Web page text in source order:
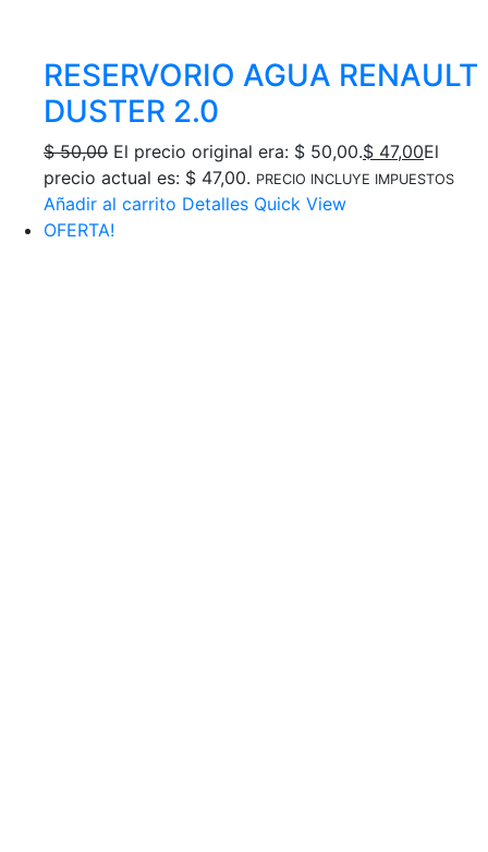
RESERVORIO AGUA RENAULT
DUSTER 2.0
$50,00 El precio original era: $ 50,00.$ 47,00El
precio actual es: $ 47,00. PRECIO INCLUYE IMPUESTOS
Añadir al carrito Detalles Quick View
OFERTA!